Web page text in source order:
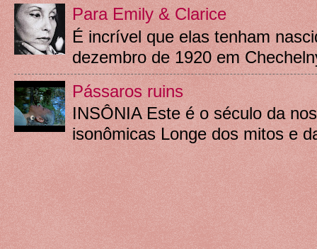
Para Emily & Clarice
É incrível que elas tenham
dezembro de 1920 em
Pássaros ruins
INSÔNIA Este é o século da
isonômicas Longe dos mitos e